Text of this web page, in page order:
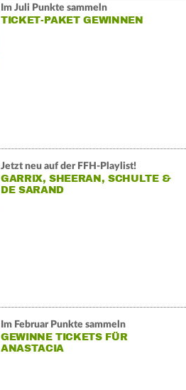
Im Juli Punkte sammeln
TICKET-PAKET GEWINNEN
Jetzt neu auf der FFH-Playlist!
GARRIX, SHEERAN, SCHULTE &
DE SARAND
Im Februar Punkte sammeln
GEWINNE TICKETS FÜR
ANASTACIA